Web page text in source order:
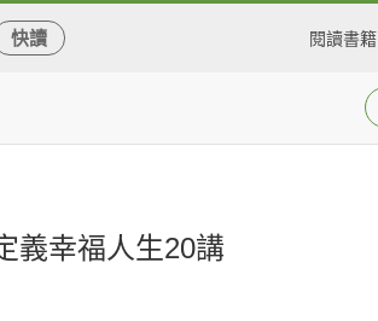
快讀 閱讀書籍
義幸福人生20講